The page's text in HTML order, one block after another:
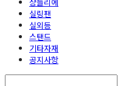
실링팬
실외등
스탠드
기타자재
공지사항